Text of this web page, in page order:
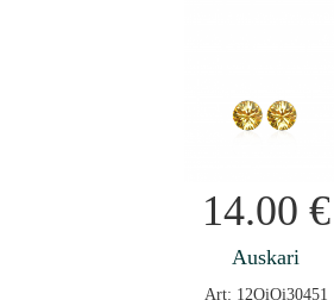
14.00 €
Auskari
Art: 12OiOi30451